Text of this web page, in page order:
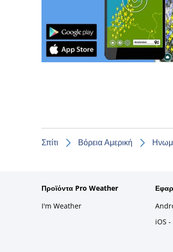
Σπίτι Βόρεια Αμερική
Προϊόντα Pro Weather
I'm Weather
iOS